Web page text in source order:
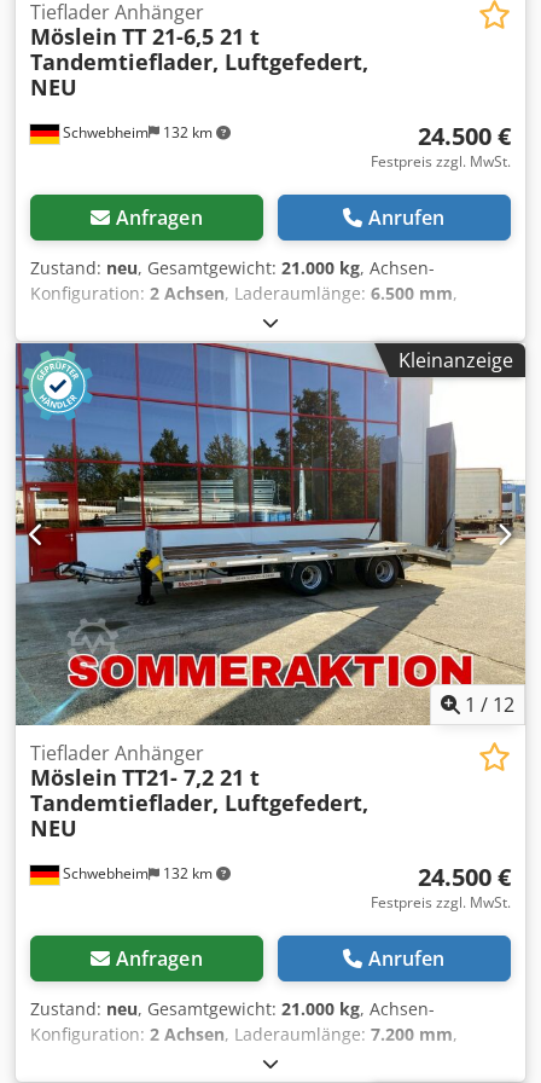
Schwebheim 132 km
Tieflader Anhänger
Möslein TT 21-6,5 21 t
Tandemtieflader, Luftgefedert,
NEU
24.500 €
Festpreis zzgl. MwSt.
Anfragen Anrufen
Zustand: neu, Gesamtgewicht: 21.000 kg, Achsen-
Konfiguration: 2 Achsen, Laderaumlänge: 6.500 mm,
, Federung:
235 / 75 R 17,5, Farbe:Sonstige, Getriebetyp:Sonstige,
Vorderreifengröße:
235 / 75 R 17,5, Hinterreifengröße:235
/ 75 R 17,5, Fahrerkabine: Sonstige, Emissionsklasse:
keine , Kraftstoff: Biodiesel, Ausstattung:ABS,
Druckluftbremse, Fahrgestell: Feuerverzinkt, Holz Boden
70 mm stark, 18 x Zurrösen, Auffahrrampen (ca. 3.100 x
750 mm), Kletterleiste Aussenseite an der Rampen und
Heckschräge, Auffahrrampen seitlich verstellbar, Rampen
mit Federhebewerk, 8 x Rungentaschen, Ladehöhe: 900
mm, 2 x Werkzeugkiste, Konturmarkierung nach Vorschrift,
incl. Achslastanzeigen, , Aufpreis für: Stirnwand Stahl-
Verzinkt: 500 ¤, , -- Druckfehler, Irrtümer und Änderungen
vorbehalten, Muster- Bilder --, Mehr Daten unter: !, More
Details: ! Dodpfxezrdwue Aqlokr
Kleinanzeige
1 / 12
Schwebheim 132 km
Tieflader Anhänger
Möslein TT21- 7,2 21 t
Tandemtieflader, Luftgefedert,
NEU
24.500 €
Festpreis zzgl. MwSt.
Anfragen Anrufen
Zustand: neu, Gesamtgewicht: 21.000 kg, Achsen-
Konfiguration: 2 Achsen, Laderaumlänge: 7.200 mm,
, Federung: